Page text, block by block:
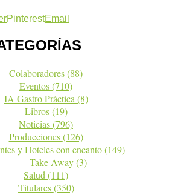
PinterestEmail
Colaboradores(88)
Eventos(710)
IA Gastro Práctica(8)
Libros(19)
Noticias(796)
Producciones(126)
y Hoteles con encanto(149)
Take Away(3)
Salud(111)
Titulares(350)